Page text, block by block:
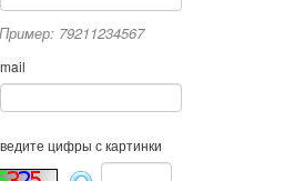
Пример: 79211234567
цифры с картинки